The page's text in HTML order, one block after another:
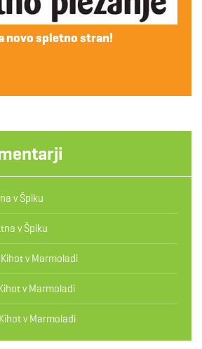
novo spletno stran!
v Špiku
v Špiku
v Marmoladi
v Marmoladi
v Marmoladi